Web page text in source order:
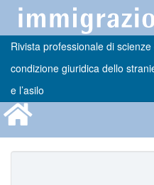
Rivista professionale di
condizione giuridica dello
e l’asilo